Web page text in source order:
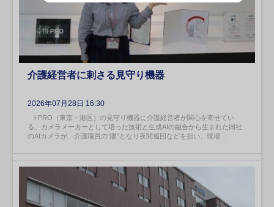
介護経営者に刺さる見守り機器
2026年07月28日 16:30
i-PRO（東京・港区）の見守り機器に介護経営者が関心を寄せてい
る。カメラメーカーとして培った技術と生成AIの融合から生まれた同社
のAIカメラが、介護職員の“眼”となり夜間巡回などを担い、現場...